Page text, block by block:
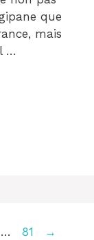
que
mais
…
… Page
81
→